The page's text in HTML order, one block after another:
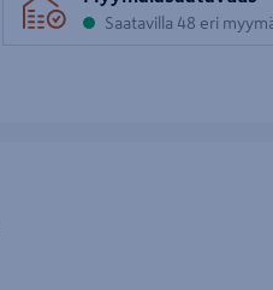
Saatavilla 48 eri